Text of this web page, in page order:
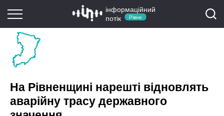
інформаційний
потік
Рівне
На Рівненщині нарешті відновлять
аварійну трасу державного